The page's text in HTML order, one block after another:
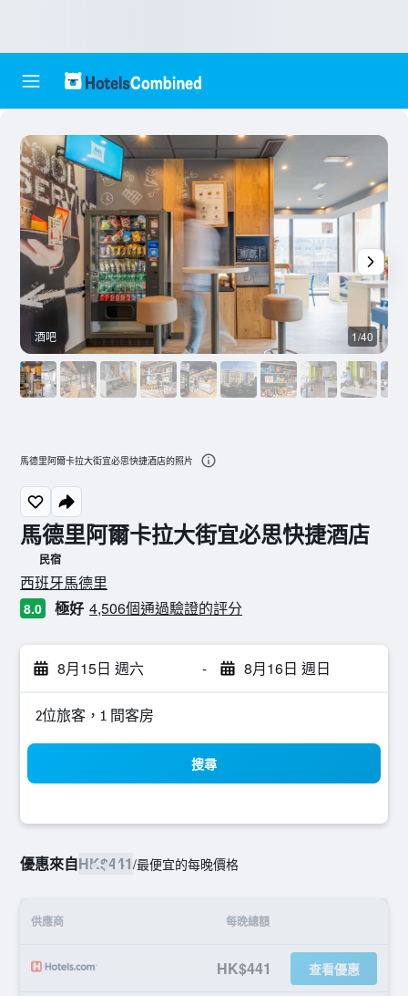
馬德里阿爾卡拉大街宜必思快捷酒店
民宿
0星級評級
西班牙馬德里
8.0 極好 4,506個通過驗證的評分
8月15日 週六 - 8月16日 週日
2位旅客，1 間客房
搜尋
優惠來自HK$441/最便宜的每晚價格
供應商 每晚總額
HK$441 查看優惠
酒吧 1/40
馬德里阿爾卡拉大街宜必思快捷酒店的照片